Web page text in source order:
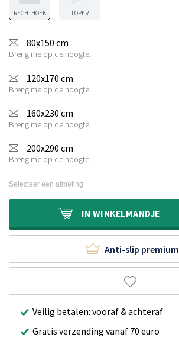
RECHTHOEK LOPER
80x150 cm
Breng me op de hoogte!
120x170 cm
Breng me op de hoogte!
160x230 cm
Breng me op de hoogte!
200x290 cm
Breng me op de hoogte!
Selecteer een afmeting
IN WINKELMANDJE
Anti-slip premium
Veilig betalen: vooraf & achteraf
Gratis verzending vanaf 70 euro